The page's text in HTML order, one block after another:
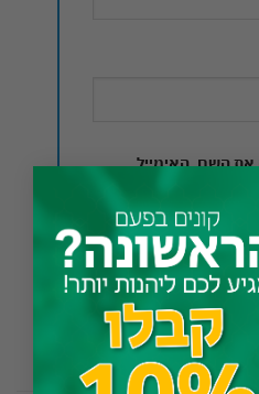
את השם, האימייל
שאגיב.